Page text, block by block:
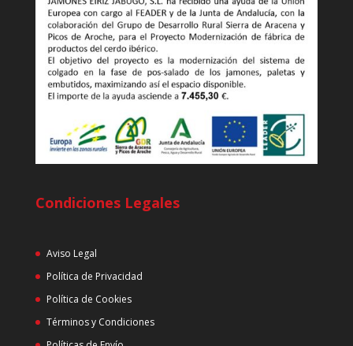
Condiciones Legales
Aviso Legal
Política de Privacidad
Política de Cookies
Términos y Condiciones